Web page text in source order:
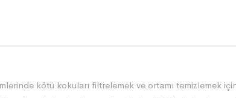
kötü kokuları filtrelemek ve ortamı temizlemek